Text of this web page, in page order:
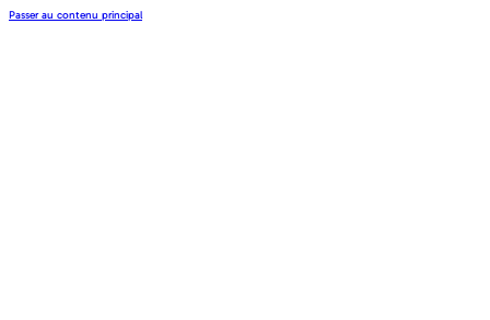
Passer au contenu principal